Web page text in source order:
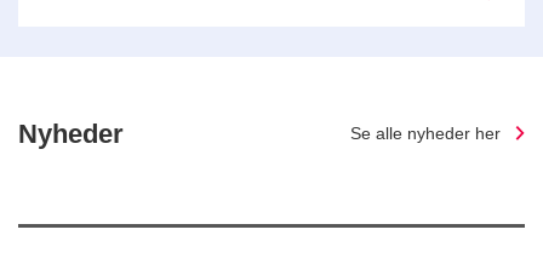
Nyheder Se alle nyheder her